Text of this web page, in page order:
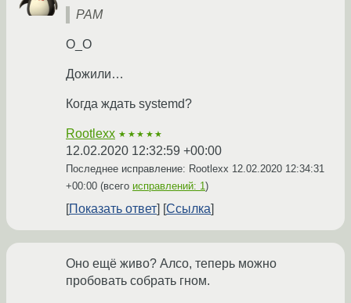
PAM
O_O
Дожили…
Когда ждать systemd?
Rootlexx ★★★★★
12.02.2020 12:32:59 +00:00
Последнее исправление: Rootlexx 12.02.2020 12:34:31
+00:00 (всего исправлений: 1)
Показать ответ Ссылка
Оно ещё живо? Алсо, теперь можно
пробовать собрать гном.